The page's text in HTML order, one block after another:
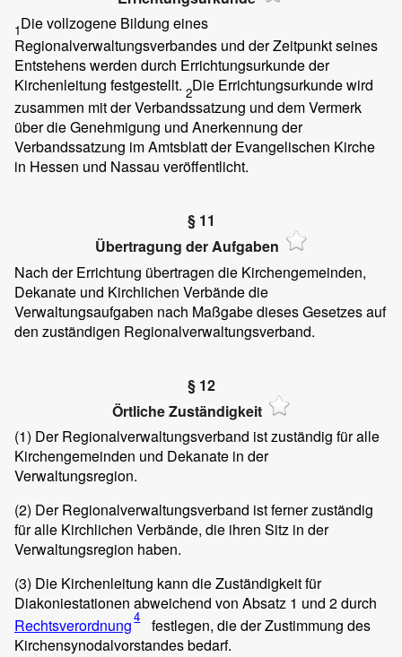
1Die vollzogene Bildung eines
Regionalverwaltungsverbandes und der Zeitpunkt seines
Entstehens werden durch Errichtungsurkunde der
Kirchenleitung festgestellt. 2Die Errichtungsurkunde wird
zusammen mit der Verbandssatzung und dem Vermerk
über die Genehmigung und Anerkennung der
Verbandssatzung im Amtsblatt der Evangelischen Kirche
in Hessen und Nassau veröffentlicht.
§ 11
Übertragung der Aufgaben
Nach der Errichtung übertragen die Kirchengemeinden,
Dekanate und Kirchlichen Verbände die
Verwaltungsaufgaben nach Maßgabe dieses Gesetzes auf
den zuständigen Regionalverwaltungsverband.
§ 12
Örtliche Zuständigkeit
(1) Der Regionalverwaltungsverband ist zuständig für alle
Kirchengemeinden und Dekanate in der
Verwaltungsregion.
(2) Der Regionalverwaltungsverband ist ferner zuständig
für alle Kirchlichen Verbände, die ihren Sitz in der
Verwaltungsregion haben.
(3) Die Kirchenleitung kann die Zuständigkeit für
Diakoniestationen abweichend von Absatz 1 und 2 durch
Rechtsverordnung4
festlegen, die der Zustimmung des
Kirchensynodalvorstandes bedarf.